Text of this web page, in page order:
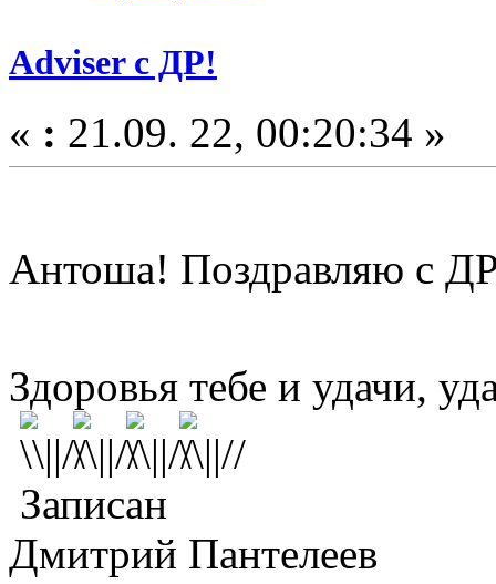
Adviser с ДР!
« : 21.09. 22, 00:20:34 »
Антоша! Поздравляю с
Здоровья тебе и удачи,
Записан
Дмитрий Пантелеев